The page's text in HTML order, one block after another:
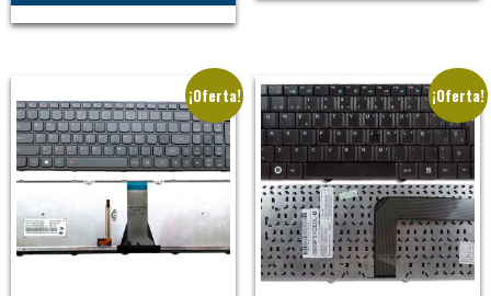
¡Oferta! ¡Oferta!